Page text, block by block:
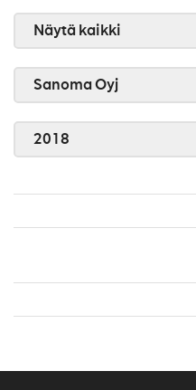
Näytä kaikki
Sanoma Oyj
2018